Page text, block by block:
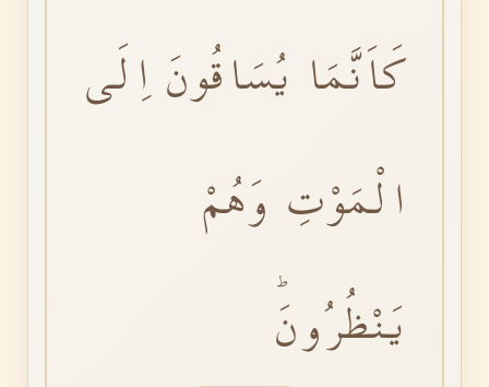
كَاَنَّمَا يُسَاقُونَ اِلَى
الْمَوْتِ وَهُمْ
يَنْظُرُونَؕ